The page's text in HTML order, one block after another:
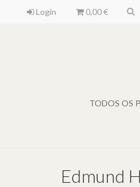
Login 0,00 €
TODOS OS
Edmund